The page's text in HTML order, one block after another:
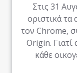
Στις 31
οριστικά τα
τον Chrome,
Origin.
κάθε